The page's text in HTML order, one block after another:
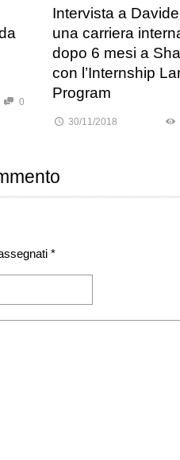
0
Intervista a
una carriera
dopo 6 mesi a
con l’Internship
Program
30/11/2018
*